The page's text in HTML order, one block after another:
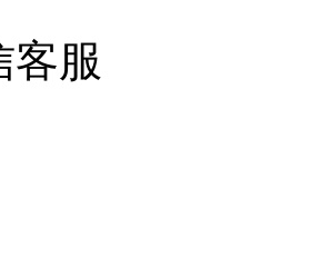
客服